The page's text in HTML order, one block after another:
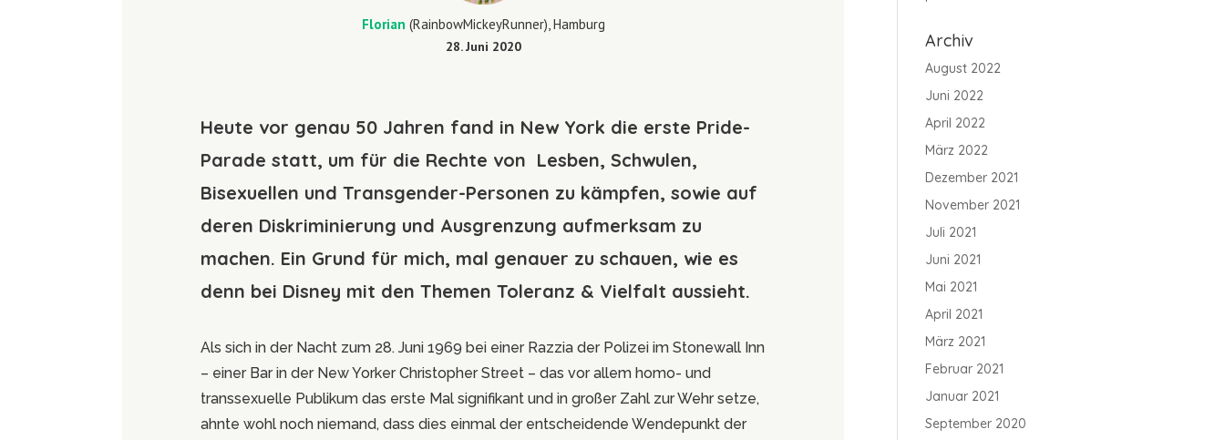
Florian (RainbowMickeyRunner), Hamburg
28. Juni 2020
Heute vor genau 50 Jahren fand in New York die erste Pride-
Parade statt, um für die Rechte von Lesben, Schwulen,
Bisexuellen und Transgender-Personen zu kämpfen, sowie auf
deren Diskriminierung und Ausgrenzung aufmerksam zu
machen. Ein Grund für mich, mal genauer zu schauen, wie es
denn bei Disney mit den Themen Toleranz & Vielfalt aussieht.
Als sich in der Nacht zum 28. Juni 1969 bei einer Razzia der Polizei im Stonewall Inn
– einer Bar in der New Yorker Christopher Street – das vor allem homo- und
transsexuelle Publikum das erste Mal signifikant und in großer Zahl zur Wehr setze,
ahnte wohl noch niemand, dass dies einmal der entscheidende Wendepunkt der
Archiv
August 2022
Juni 2022
April 2022
März 2022
Dezember 2021
November 2021
Juli 2021
Juni 2021
Mai 2021
April 2021
März 2021
Februar 2021
Januar 2021
September 2020